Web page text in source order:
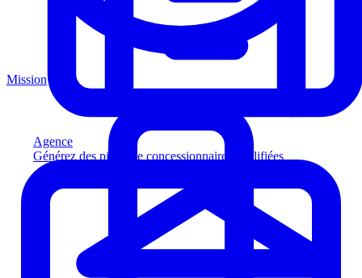
Agence
Générez des pistes de concessionnaires qualifiées
Mission